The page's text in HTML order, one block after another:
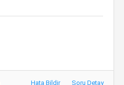
Hata Bildir Soru Detay